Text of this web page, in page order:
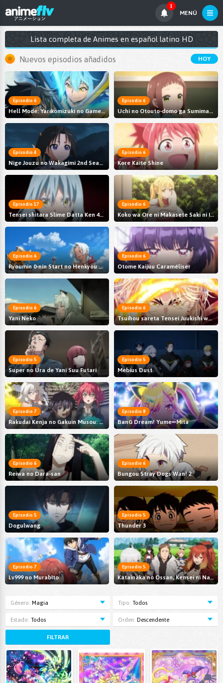
1
MENÚ
Lista completa de Animes en español latino HD
Nuevos episodios añadidos HOY
Episodio 6
Hell Mode: Yarikomizuki no Gamer wa Hai Settei no Isekai de Musou suru 2nd Season
Episodio 6
Uchi no Otouto-domo ga Sumimasen
Episodio 4
Nige Jouzu no Wakagimi 2nd Season
Episodio 6
Kore Kaite Shine
Episodio 17
Tensei shitara Slime Datta Ken 4th Season
Episodio 6
Koko wa Ore ni Makasete Saki ni Ike to Itte kara 10-nen ga Tattara Densetsu ni Natteita.
Episodio 6
Ryoumin 0-nin Start no Henkyou Ryoushu-sama
Episodio 6
Otome Kaijuu Caraméliser
Episodio 6
Yani Neko
Episodio 6
Tsuihou sareta Tensei Juukishi wa Game Chishiki de Musou suru
Episodio 5
Super no Ura de Yani Suu Futari
Episodio 5
Mebius Dust
Episodio 7
Rakudai Kenja no Gakuin Musou: Nidome no Tensei, S-Rank Cheat Majutsushi Boukenroku
Episodio 8
BanG Dream! Yume∞Mita
Episodio 6
Reiwa no Dara-san
Episodio 6
Bungou Stray Dogs Wan! 2
Episodio 5
Dogulwang
Episodio 5
Thunder 3
Episodio 7
Lv999 no Murabito
Episodio 5
Katainaka no Ossan, Kensei ni Naru II
Género: Magia Tipo: Todos
Estado: Todos Orden: Descendente
FILTRAR